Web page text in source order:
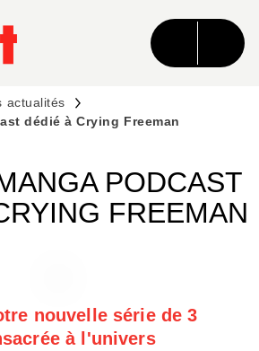
CONTENU
actualités
dédié à Crying Freeman
PODCAST
FREEMAN
nouvelle série de 3
à l'univers